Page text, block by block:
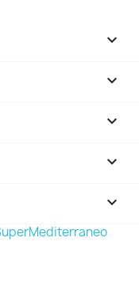




keyboard_arrow_down